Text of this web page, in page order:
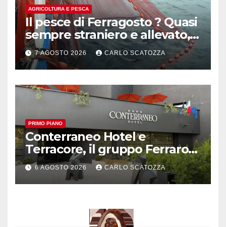
AGRICOLTURA E PESCA
Il pesce di Ferragosto ? Quasi
sempre straniero e allevato,
in sofferenza
7 AGOSTO 2026 CARLO SCATOZZA
PRIMO PIANO
Conterraneo Hotel e
Terracore, il gruppo Ferraro
amplia l’ ospitalità e il gusto
alle porte di Caserta
6 AGOSTO 2026 CARLO SCATOZZA